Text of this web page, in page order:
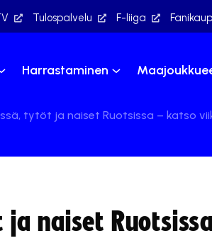
Tulospalvelu F-liiga
Harrastaminen
tytöt ja naiset Ruotsissa – katso
naiset